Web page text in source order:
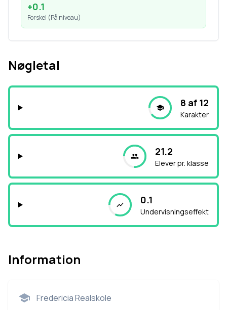
+0.1
Forskel (På niveau)
Nøgletal
8 af 12
Karakter
21.2
Elever pr. klasse
0.1
Undervisningseffekt
Information
Fredericia Realskole